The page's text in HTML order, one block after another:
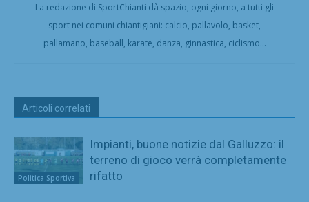
La redazione di SportChianti dà spazio, ogni giorno, a tutti gli
sport nei comuni chiantigiani: calcio, pallavolo, basket,
pallamano, baseball, karate, danza, ginnastica, ciclismo...
Articoli correlati
Politica Sportiva
Impianti, buone notizie dal Galluzzo: il
terreno di gioco verrà completamente
rifatto